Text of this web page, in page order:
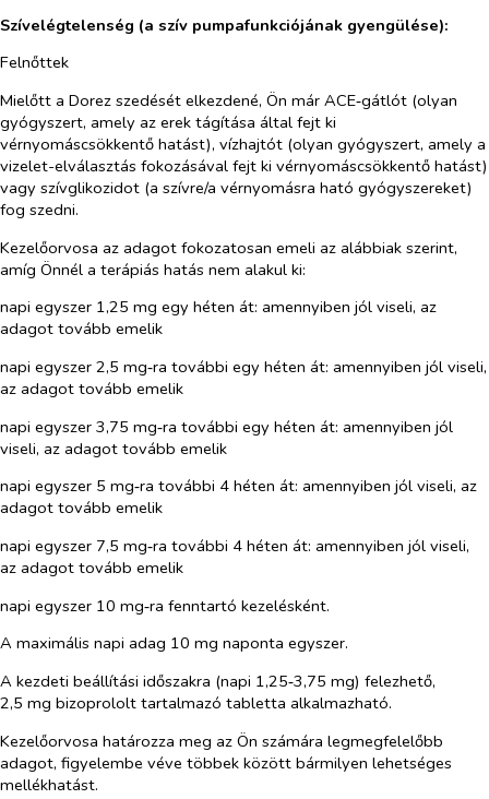
Szívelégtelenség (a szív pumpafunkciójának gyengülése):
Felnőttek
Mielőtt a Dorez szedését elkezdené, Ön már ACE‑gátlót (olyan
gyógyszert, amely az erek tágítása által fejt ki
vérnyomáscsökkentő hatást), vízhajtót (olyan gyógyszert, amely a
vizelet-elválasztás fokozásával fejt ki vérnyomáscsökkentő hatást)
vagy szívglikozidot (a szívre/a vérnyomásra ható gyógyszereket)
fog szedni.
Kezelőorvosa az adagot fokozatosan emeli az alábbiak szerint,
amíg Önnél a terápiás hatás nem alakul ki:
napi egyszer 1,25 mg egy héten át: amennyiben jól viseli, az
adagot tovább emelik
napi egyszer 2,5 mg‑ra további egy héten át: amennyiben jól viseli,
az adagot tovább emelik
napi egyszer 3,75 mg‑ra további egy héten át: amennyiben jól
viseli, az adagot tovább emelik
napi egyszer 5 mg‑ra további 4 héten át: amennyiben jól viseli, az
adagot tovább emelik
napi egyszer 7,5 mg‑ra további 4 héten át: amennyiben jól viseli,
az adagot tovább emelik
napi egyszer 10 mg‑ra fenntartó kezelésként.
A maximális napi adag 10 mg naponta egyszer.
A kezdeti beállítási időszakra (napi 1,25‑3,75 mg) felezhető,
2,5 mg bizoprololt tartalmazó tabletta alkalmazható.
Kezelőorvosa határozza meg az Ön számára legmegfelelőbb
adagot, figyelembe véve többek között bármilyen lehetséges
mellékhatást.